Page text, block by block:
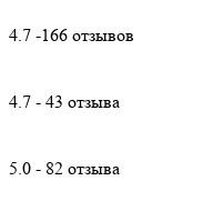
4.7 -166 отзывов
4.7 - 43 отзыва
5.0 - 82 отзыва